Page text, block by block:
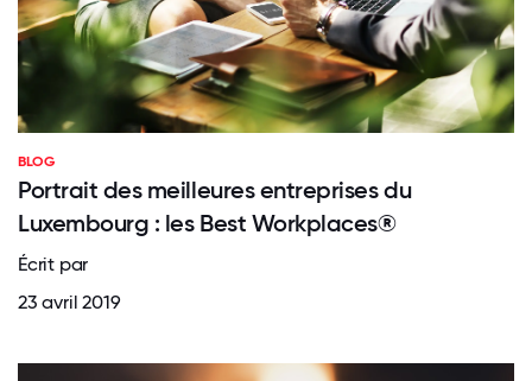
BLOG
Portrait des meilleures entreprises du
Luxembourg : les Best Workplaces®
Écrit par
23 avril 2019